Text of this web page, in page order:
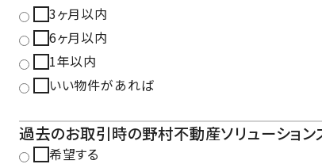
3ヶ月以内
6ヶ月以内
1年以内
いい物件があれば
過去のお取引時の野村不動産ソリューショ
希望する